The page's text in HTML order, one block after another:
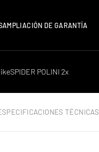
AMPLIACIÓN DE GARANTÍA
SPIDER POLINI 2x
TÉCNICAS